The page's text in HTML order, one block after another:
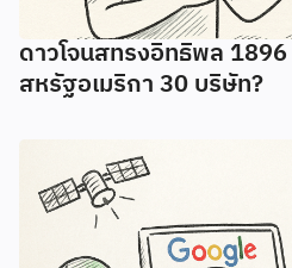
ดาวโจนสทรงอิทธิพล
สหรัฐอเมริกา 30 บริษัท?